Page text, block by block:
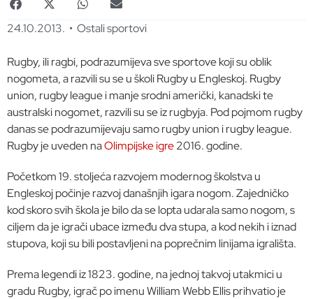
24.10.2013. • Ostali sportovi
Rugby, ili ragbi, podrazumijeva sve sportove koji su oblik
nogometa, a razvili su se u školi Rugby u Engleskoj. Rugby
union, rugby league i manje srodni američki, kanadski te
australski nogomet, razvili su se iz rugbyja. Pod pojmom rugby
danas se podrazumijevaju samo rugby union i rugby league.
Rugby je uveden naOlimpijske igre2016. godine.
Početkom 19. stoljeća razvojem modernog školstva u
Engleskoj počinje razvoj današnjih igara nogom. Zajedničko
kod skoro svih škola je bilo da se lopta udarala samo nogom, s
ciljem da je igrači ubace između dva stupa, a kod nekih i iznad
stupova, koji su bili postavljeni na poprečnim linijama igrališta.
Prema legendi iz 1823. godine, na jednoj takvoj utakmici u
gradu Rugby, igrač po imenu William Webb Ellis prihvatio je